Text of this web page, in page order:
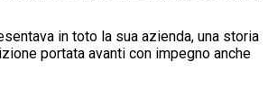
in toto la sua azienda, una storia
portata avanti con impegno anche